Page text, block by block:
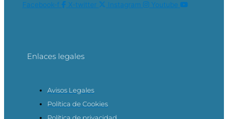
Facebook-f X-twitter Instagram Youtube
Enlaces legales
Avisos Legales
Política de Cookies